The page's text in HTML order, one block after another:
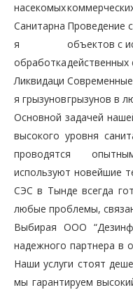
насекомых
Санитарна
я
обработка
Проведение
объектов с
действенных
Ликвидаци
я грызуновгрызунов в
Основной задачей
высокого уровня
проводятся
используют новейшие
СЭС в Тынде всегда
любые проблемы,
Выбирая ООО
надежного партнера в
Наши услуги стоят
мы гарантируем